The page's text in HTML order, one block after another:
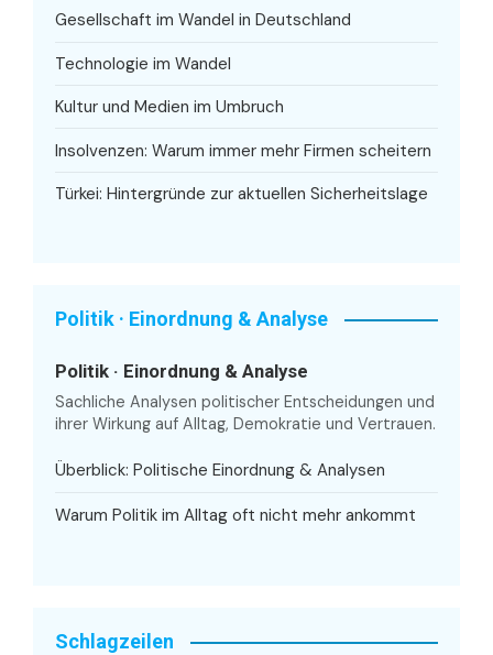
Gesellschaft im Wandel in Deutschland
Technologie im Wandel
Kultur und Medien im Umbruch
Insolvenzen: Warum immer mehr Firmen scheitern
Türkei: Hintergründe zur aktuellen Sicherheitslage
Politik · Einordnung & Analyse
Politik · Einordnung & Analyse
Sachliche Analysen politischer Entscheidungen und
ihrer Wirkung auf Alltag, Demokratie und Vertrauen.
Überblick: Politische Einordnung & Analysen
Warum Politik im Alltag oft nicht mehr ankommt
Schlagzeilen